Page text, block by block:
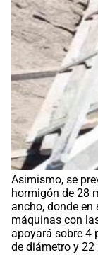
Asimismo, se
hormigón de 28
ancho, donde
máquinas con
apoyará sobre 4
de diámetro y